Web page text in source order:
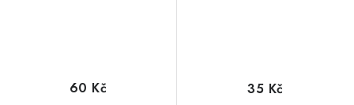
60 Kč 35 Kč